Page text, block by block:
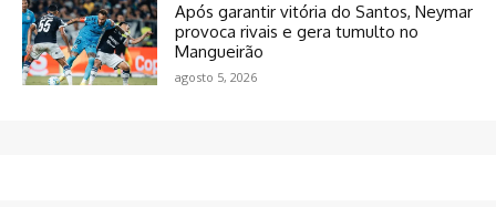
Após garantir vitória do Santos, Neymar
provoca rivais e gera tumulto no
Mangueirão
agosto 5, 2026